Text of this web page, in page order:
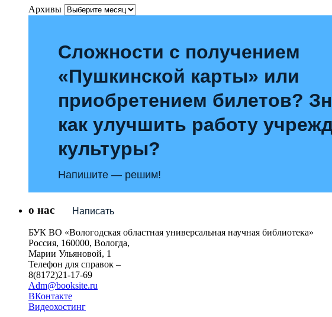
Архивы
Сложности с получением
«Пушкинской карты» или
приобретением билетов?
как улучшить работу
культуры?
Напишите — решим!
Написать
о нас
БУК ВО «Вологодская областная универсальная научная библиотека»
Россия, 160000, Вологда,
Марии Ульяновой, 1
Телефон для справок –
8(8172)21-17-69
Adm@booksite.ru
ВКонтакте
Видеохостинг